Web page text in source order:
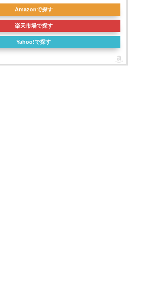
Amazonで探す
楽天市場で探す
Yahoo!で探す